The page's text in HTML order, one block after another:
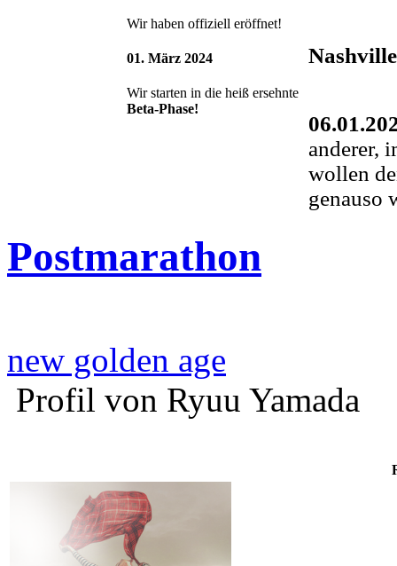
Wir haben offiziell eröffnet!
01. März 2024
Wir starten in die heiß ersehnte
Beta-Phase!
Nashville
anderer,
wollen
genauso
Postmarathon
new golden age
Profil von Ryuu Yamada